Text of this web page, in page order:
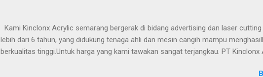
Kami Kinclonx Acrylic semarang bergerak di bidang advertising dan laser cutting
lebih dari 6 tahun, yang didukung tenaga ahli dan mesin cangih mampu
berkualitas tinggi.Untuk harga yang kami tawakan sangat terjangkau. PT
-Pagar -Railling Tangga/Balkon -Kanopi -Wallpanel 2D dan 3D -Partisi (sekat)